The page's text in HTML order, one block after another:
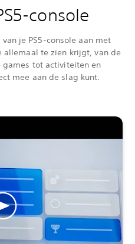
console
je PS5-console aan met
te zien krijgt, van de
games tot activiteiten en
mee aan de slag kunt.